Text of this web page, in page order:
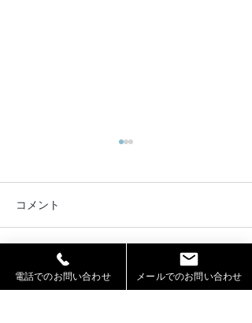
2026年お盆期間における
休業および営業について
コメント
コメントを追加…
電話でのお問い合わせ メールでのお問い合わせ